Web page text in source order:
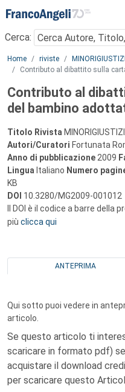
Menu
Cerca:
Main content
Home riviste
Contributo al dibattito sulla
Contributo al
del bambino
Titolo Rivista
Autori/Curatori Fortunata
Anno di pubblicazione 2009
Lingua Italiano Numero
KB
DOI 10.3280/MG2009-001012
Il DOI è il codice a barre
più clicca qui
ANTEPRIMA
Qui sotto puoi vedere in
articolo.
Se questo articolo ti
scaricare in formato pdf)
acquistare il download
per scaricare questo